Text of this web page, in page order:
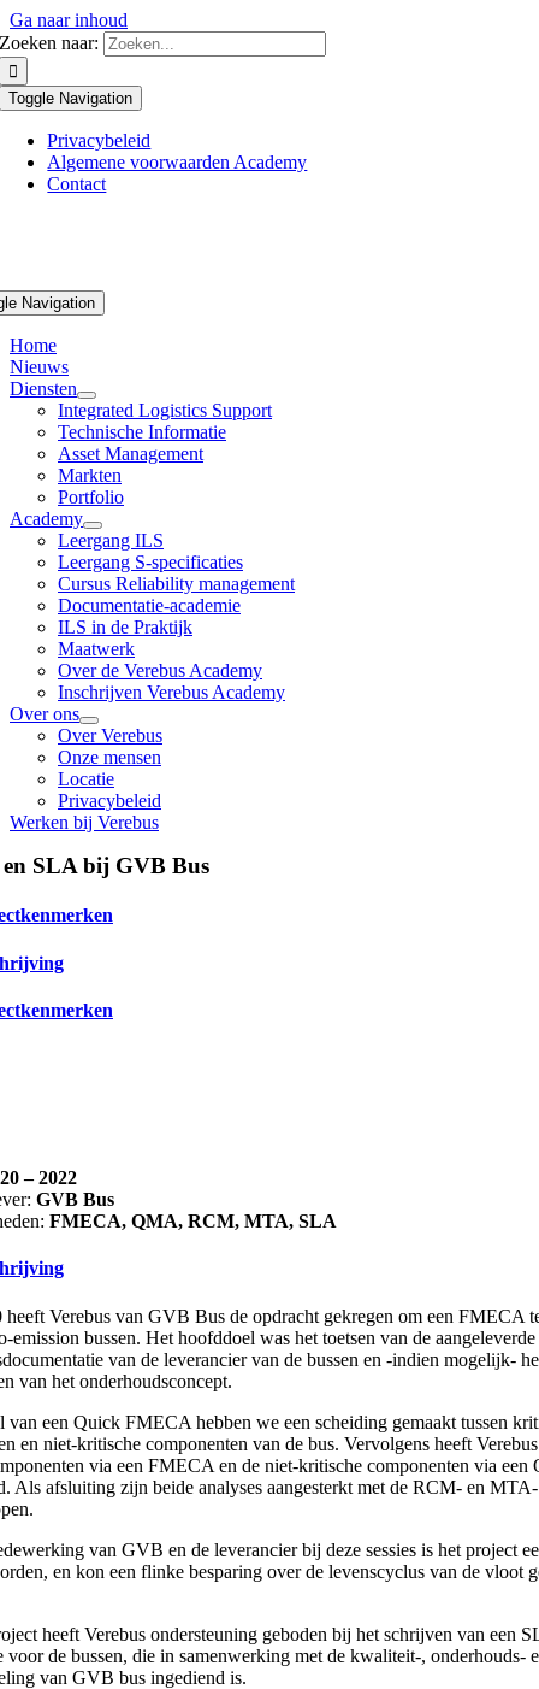
Ga naar inhoud
Zoeken naar:
Toggle Navigation
Privacybeleid
Algemene voorwaarden Academy
Contact
Navigation
Home
Nieuws
Diensten
Integrated Logistics Support
Technische Informatie
Asset Management
Markten
Portfolio
Academy
Leergang ILS
Leergang S-specificaties
Cursus Reliability management
Documentatie-academie
ILS in de Praktijk
Maatwerk
Over de Verebus Academy
Inschrijven Verebus Academy
Over ons
Over Verebus
Onze mensen
Locatie
Privacybeleid
Werken bij Verebus
SLA bij GVB Bus
– 2022
GVB Bus
FMECA, QMA, RCM, MTA, SLA
heeft Verebus van GVB Bus de opdracht gekregen om een FMECA
emission bussen. Het hoofddoel was het toetsen van de aangeleverde
van de leverancier van de bussen en -indien mogelijk-
van het onderhoudsconcept.
van een Quick FMECA hebben we een scheiding gemaakt tussen
en niet-kritische componenten van de bus. Vervolgens heeft
via een FMECA en de niet-kritische componenten via een
Als afsluiting zijn beide analyses aangesterkt met de RCM- en MTA-
van GVB en de leverancier bij deze sessies is het project
en kon een flinke besparing over de levenscyclus van de vloot
heeft Verebus ondersteuning geboden bij het schrijven van een
voor de bussen, die in samenwerking met de kwaliteit-, onderhouds-
van GVB bus ingediend is.